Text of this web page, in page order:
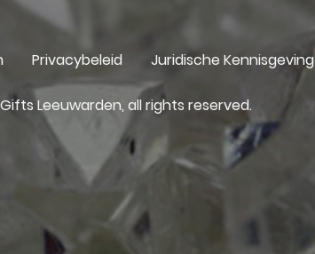
Privacybeleid Juridische Kennisgeving
Leeuwarden, all rights reserved.